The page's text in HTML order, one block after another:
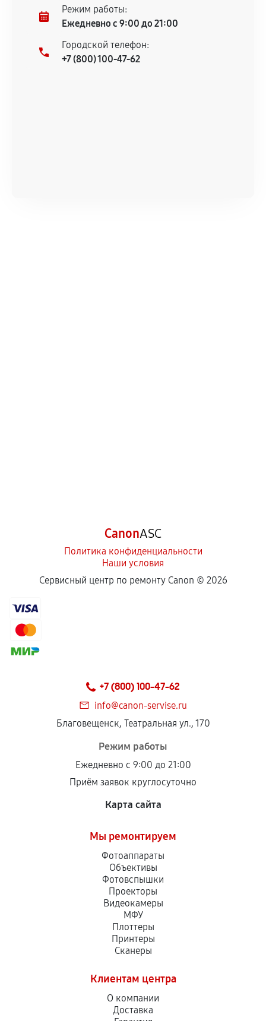
дефектов.
Установка была выполнена нашим сервисным
центром.
При этом гарантия на сами комплектующие
Режим работы:
Ежедневно с 9:00 до 21:00
Городской телефон:
+7 (800) 100-47-62
CanonASC
Политика конфиденциальности
Наши условия
Сервисный центр по ремонту Canon © 2026
+7 (800) 100-47-62
info@canon-servise.ru
Благовещенск, Театральная ул., 170
Режим работы
Ежедневно с 9:00 до 21:00
Приём заявок круглосуточно
Карта сайта
Мы ремонтируем
Фотоаппараты
Объективы
Фотовспышки
Проекторы
Видеокамеры
МФУ
Плоттеры
Принтеры
Сканеры
Клиентам центра
О компании
Доставка